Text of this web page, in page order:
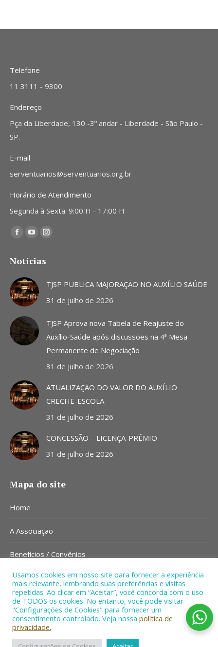
Telefone
11 3111 - 9300
Endereço
Pça da Liberdade, 130 -3º andar - Liberdade - São Paulo -
SP.
E-mail
serventuarios@serventuarios.org.br
Horário de Atendimento
Segunda à Sexta: 9:00 H - 17:00 H
Encontre-nos em:
Facebook
opens
in
new
window
YouTube
opens
new
window
Instagram
opens
new
window
Notícias
TJSP PUBLICA MAJORAÇÃO NO AUXÍLIO SAÚDE
31 de julho de 2026
TJSP Aprova nova Tabela de Reajuste do
Auxílio-Saúde após discussões na 4ª Mesa
Permanente de Negociação
31 de julho de 2026
ATUALIZAÇÃO DO VALOR DO AUXÍLIO
CRECHE-ESCOLA
31 de julho de 2026
CONCESSÃO – LICENÇA-PRÊMIO
31 de julho de 2026
Mapa do site
Home
A Associação
Benefícios / Convênios
Notícias
Contato
Usamos cookies em nosso site para fornecer a experiência
mais relevante, lembrando suas preferências e visitas
repetidas. Ao clicar em “Aceitar”, você concorda com o uso
de TODOS os cookies. No entanto, você pode visitar
"Configurações de Cookies" para fornecer um
consentimento controlado. Veja nossa política de
privacidade.